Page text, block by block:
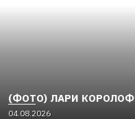
(ФОТО) ЛАРИ
04.08.2026